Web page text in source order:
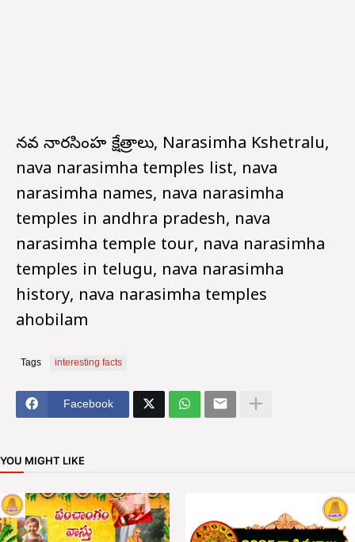
నవ నారసింహ క్షేత్రాలు, Narasimha Kshetralu,
nava narasimha temples list, nava
narasimha names, nava narasimha
temples in andhra pradesh, nava
narasimha temple tour, nava narasimha
temples in telugu, nava narasimha
history, nava narasimha temples
ahobilam
Tags interesting facts
Facebook
YOU MIGHT LIKE